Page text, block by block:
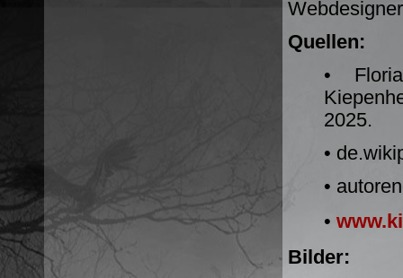
Quellen:
•
2025.
•
•
•
Bilder: